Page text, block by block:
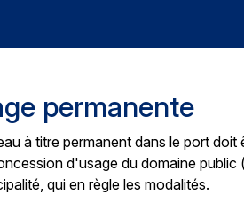
permanente
à titre permanent dans le port doit
d'usage du domaine public
qui en règle les modalités.